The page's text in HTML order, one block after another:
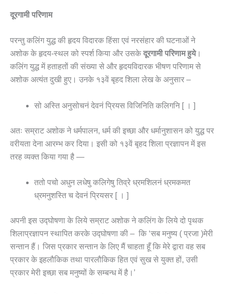
दूरगामी परिणाम
परन्तु कलिंग युद्ध की हृदय विदारक हिंसा एवं नरसंहार की घटनाओं ने
अशोक के हृदय-स्थल को स्पर्श किया और उसके दूरगामी परिणाम हुये।
कलिंग युद्ध में हताहतों की संख्या से और हृदयविदारक भीषण परिणाम से
अशोक अत्यंत दुखी हुए। उनके १३वें बृहद शिला लेख के अनुसार –
सो अस्ति अनुसोचनं देवनं प्रियस विजिनिति कलिगनि [ । ]
अतः सम्राट अशोक ने धर्मपालन, धर्म की इच्छा और धर्मानुशासन को युद्ध पर
वरीयता देना आरम्भ कर दिया। इसी को १३वें बृहद शिला प्रज्ञापन में इस
तरह व्यक्त किया गया है —
ततो पचो अधुन लधेषु कलिगेषु तिव्रे ध्रमशिलनं ध्रमकमत
ध्रमनुशस्ति च देवनं प्रियसर [ । ]
अपनी इस उद्घोषणा के लिये सम्राट अशोक ने कलिंग के लिये दो पृथक
शिलाप्रज्ञापन स्थापित करके उद्घोषणा की – कि ‘सब मनुष्य ( प्रजा )मेरी
सन्तान हैं। जिस प्रकार सन्तान के लिए मैं चाहता हूँ कि मेरे द्वारा वह सब
प्रकार के इहलौकिक तथा पारलौकिक हित एवं सुख से युक्त हों, उसी
प्रकार मेरी इच्छा सब मनुष्यों के सम्बन्ध में है।’